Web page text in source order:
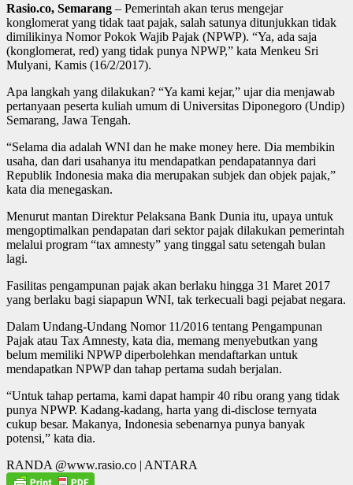
Rasio.co, Semarang – Pemerintah akan terus mengejar
konglomerat yang tidak taat pajak, salah satunya ditunjukkan tidak
dimilikinya Nomor Pokok Wajib Pajak (NPWP). “Ya, ada saja
(konglomerat, red) yang tidak punya NPWP,” kata Menkeu Sri
Mulyani, Kamis (16/2/2017).
Apa langkah yang dilakukan? “Ya kami kejar,” ujar dia menjawab
pertanyaan peserta kuliah umum di Universitas Diponegoro (Undip)
Semarang, Jawa Tengah.
“Selama dia adalah WNI dan he make money here. Dia membikin
usaha, dan dari usahanya itu mendapatkan pendapatannya dari
Republik Indonesia maka dia merupakan subjek dan objek pajak,”
kata dia menegaskan.
Menurut mantan Direktur Pelaksana Bank Dunia itu, upaya untuk
mengoptimalkan pendapatan dari sektor pajak dilakukan pemerintah
melalui program “tax amnesty” yang tinggal satu setengah bulan
lagi.
Fasilitas pengampunan pajak akan berlaku hingga 31 Maret 2017
yang berlaku bagi siapapun WNI, tak terkecuali bagi pejabat negara.
Dalam Undang-Undang Nomor 11/2016 tentang Pengampunan
Pajak atau Tax Amnesty, kata dia, memang menyebutkan yang
belum memiliki NPWP diperbolehkan mendaftarkan untuk
mendapatkan NPWP dan tahap pertama sudah berjalan.
“Untuk tahap pertama, kami dapat hampir 40 ribu orang yang tidak
punya NPWP. Kadang-kadang, harta yang di-disclose ternyata
cukup besar. Makanya, Indonesia sebenarnya punya banyak
potensi,” kata dia.
RANDA @www.rasio.co | ANTARA